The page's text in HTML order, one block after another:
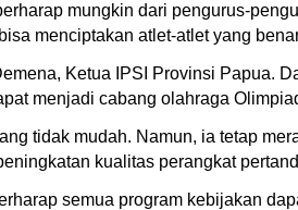
mungkin dari pengurus-
menciptakan atlet-atlet yang
Ketua IPSI Provinsi Papua.
menjadi cabang olahraga
tidak mudah. Namun, ia tetap
kualitas perangkat
semua program kebijakan